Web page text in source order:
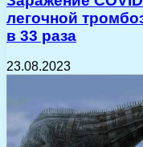
легочной
в 33 раза
23.08.2023